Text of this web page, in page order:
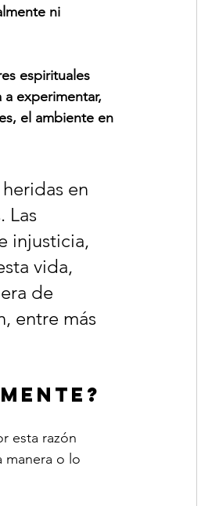
ni
espirituales
experimentar,
el ambiente en
en
Las
injusticia,
vida,
de
entre más
o lo